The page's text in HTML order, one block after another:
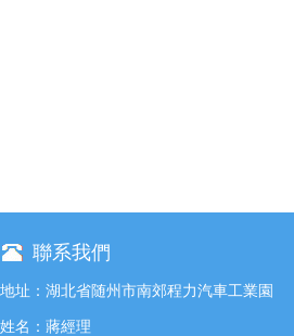
聯系我們
地址：湖北省随州市南郊程力汽車工業園
姓名：蔣經理